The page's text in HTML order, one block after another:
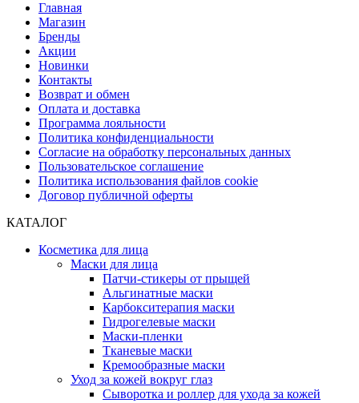
Главная
Магазин
Бренды
Акции
Новинки
Контакты
Возврат и обмен
Оплата и доставка
Программа лояльности
Политика конфиденциальности
Согласие на обработку персональных данных
Пользовательское соглашение
Политика использования файлов cookie
Договор публичной оферты
КАТАЛОГ
Косметика для лица
Маски для лица
Патчи-стикеры от прыщей
Альгинатные маски
Карбокситерапия маски
Гидрогелевые маски
Маски-пленки
Тканевые маски
Кремообразные маски
Уход за кожей вокруг глаз
Сыворотка и роллер для ухода за кожей